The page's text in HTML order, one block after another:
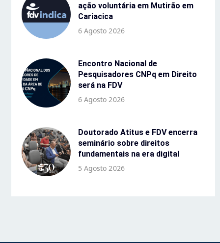
ação voluntária em Mutirão em
Cariacica
6 Agosto 2026
Encontro Nacional de
Pesquisadores CNPq em Direito
será na FDV
6 Agosto 2026
Doutorado Atitus e FDV encerra
seminário sobre direitos
fundamentais na era digital
5 Agosto 2026